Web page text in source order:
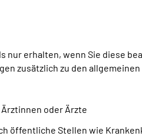
erhalten, wenn Sie diese
zusätzlich zu den
oder Ärzte
öffentliche Stellen wie